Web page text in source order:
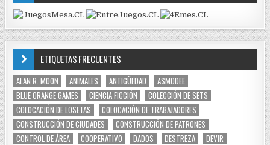
ETIQUETAS FRECUENTES
ALAN R. MOON ANIMALES ANTIGÜEDAD
ASMODEE
BLUE ORANGE GAMES
CIENCIA FICCIÓN
COLECCIÓN DE SETS
COLOCACIÓN DE LOSETAS
COLOCACIÓN DE TRABAJADORES
CONSTRUCCIÓN DE CIUDADES
CONSTRUCCIÓN DE PATRONES
CONTROL DE ÁREA
COOPERATIVO DADOS DESTREZA
DEVIR